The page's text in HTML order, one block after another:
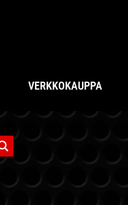
VERKKOKAUPPA